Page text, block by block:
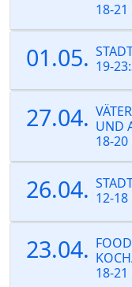
18-
01.05. 19-
27.04. UND
18-
26.04. 12-
23.04.
18-